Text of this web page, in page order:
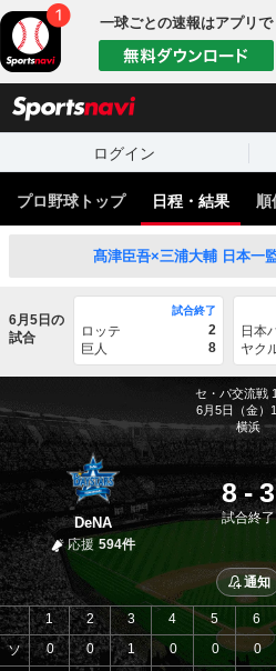
一球ごとの速報はアプリで
ログイン
プロ野球トップ 日程・結果 順
髙津臣吾×三浦大輔 日本一
6月5日の
試合
試合終了
ロッテ
2
巨人
8
日本
ヤク
セ・パ交流戦
6月5日（金）
横浜
DeNA
応援 594件
8 - 3
試合終了
通知
ソ
1 2 3 4 5 6
0
0 1 0 0 0